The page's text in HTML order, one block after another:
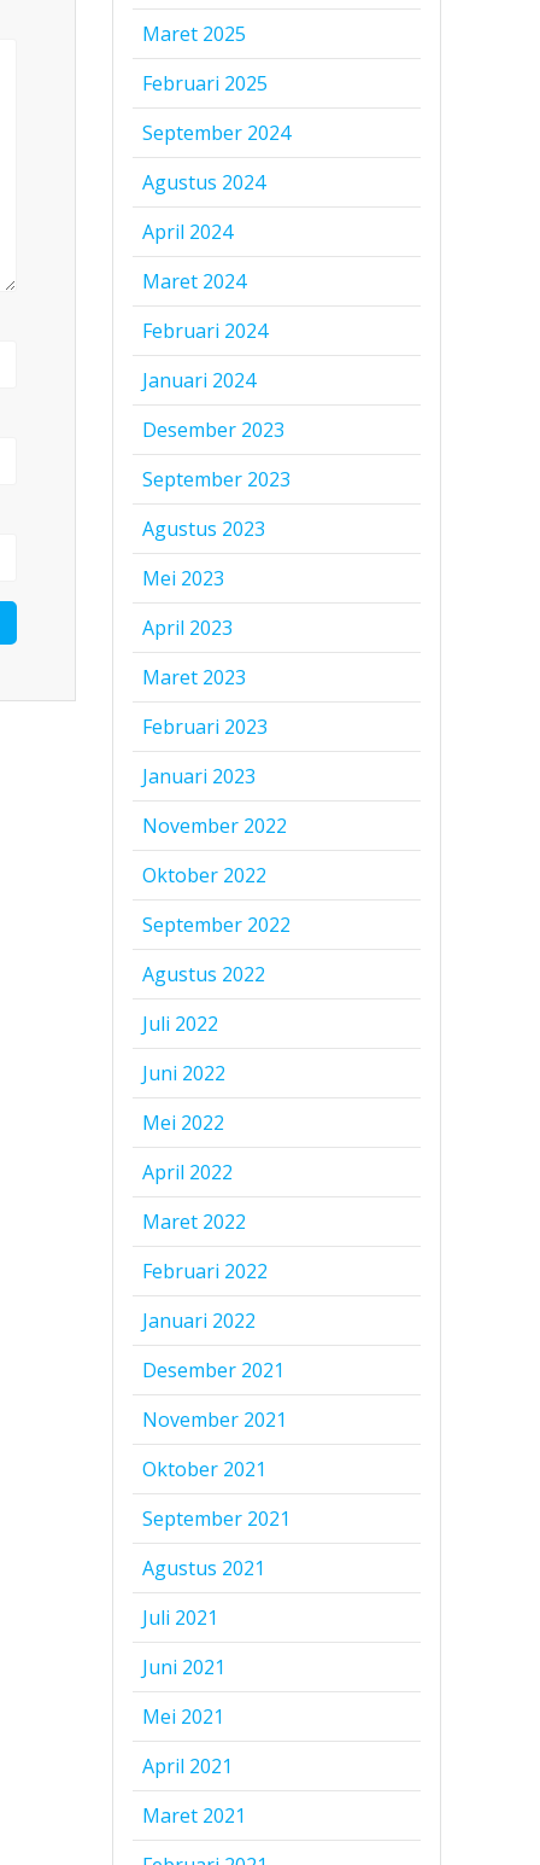
Maret 2025
Februari 2025
September 2024
Agustus 2024
April 2024
Maret 2024
Februari 2024
Januari 2024
Desember 2023
September 2023
Agustus 2023
Mei 2023
April 2023
Maret 2023
Februari 2023
Januari 2023
November 2022
Oktober 2022
September 2022
Agustus 2022
Juli 2022
Juni 2022
Mei 2022
April 2022
Maret 2022
Februari 2022
Januari 2022
Desember 2021
November 2021
Oktober 2021
September 2021
Agustus 2021
Juli 2021
Juni 2021
Mei 2021
April 2021
Maret 2021